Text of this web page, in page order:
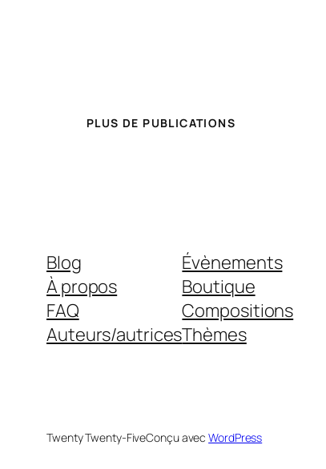
PLUS DE PUBLICATIONS
Blog
À propos
FAQ
Auteurs/autrices
Évènements
Boutique
Compositions
Thèmes
Twenty Twenty-FiveConçu avecWordPress